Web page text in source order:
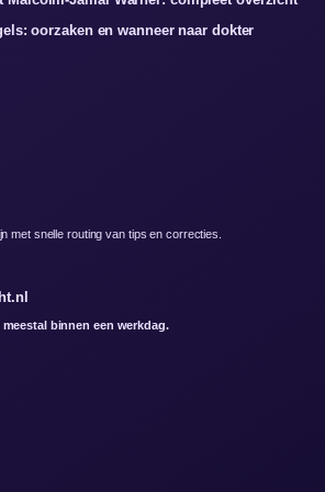
oorzaken en wanneer naar dokter
met snelle routing van tips en correcties.
binnen een werkdag.